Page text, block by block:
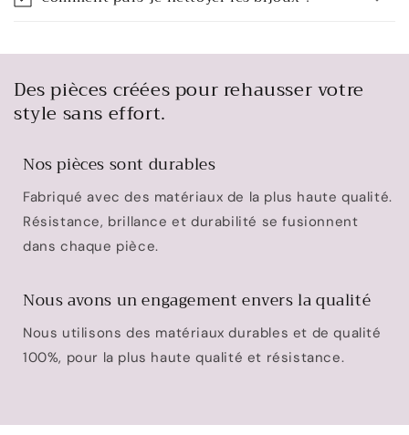
Des pièces créées pour rehausser votre
style sans effort.
Nos pièces sont durables
Fabriqué avec des matériaux de la plus haute qualité.
Résistance, brillance et durabilité se fusionnent
dans chaque pièce.
Nous avons un engagement envers la qualité
Nous utilisons des matériaux durables et de qualité
100%, pour la plus haute qualité et résistance.